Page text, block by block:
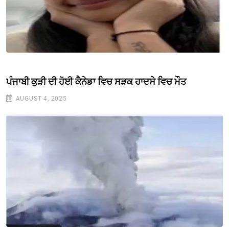
ਪੰਜਾਬੀ ਕੁੜੀ ਦੀ ਹੋਈ ਕੈਨੇਡਾ ਵਿਚ ਸੜਕ ਹਾਦਸੇ ਵਿਚ ਮੌਤ
AUGUST 4, 2025